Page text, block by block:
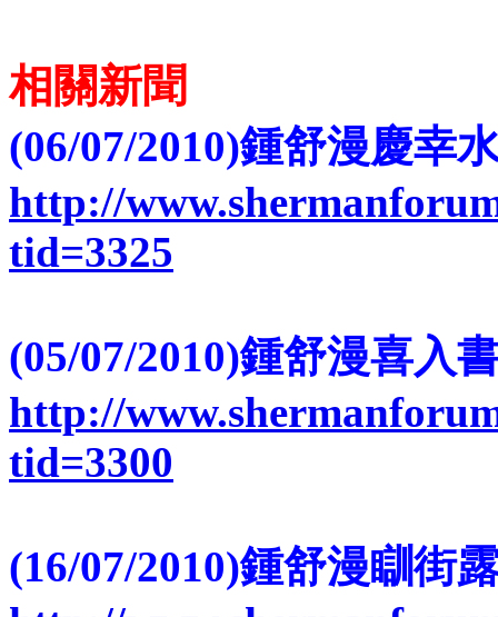
相關新聞
(06/07/2010)鍾舒漫慶幸
http://
tid=3325
(05/07/2010)鍾舒漫喜入
http://
tid=3300
(16/07/2010)鍾舒漫瞓街